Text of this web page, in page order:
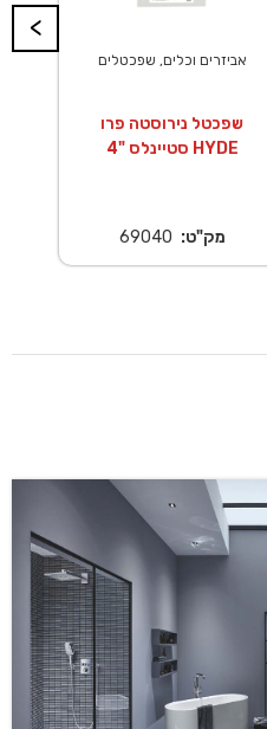
אביזרים וכלים, שפכטלים
שפכטל נירוסטה פרו
סטיינלס "4 HYDE
מק"ט: 69040
<